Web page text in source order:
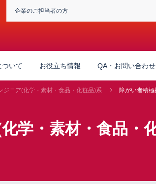
企業のご担当者の方
ついて お役立ち情報 QA・お問い合わせ
ジニア(化学・素材・食品・化粧品)系 障がい者積極
学・素材・食品